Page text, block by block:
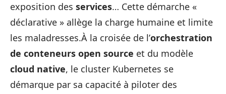
exposition des services… Cette démarche «
déclarative » allège la charge humaine et limite
les maladresses.À la croisée de l’orchestration
de conteneurs open source et du modèle
cloud native, le cluster Kubernetes se
démarque par sa capacité à piloter des